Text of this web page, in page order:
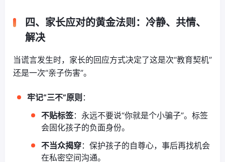
四、家长应对的黄金法则：冷静、共情、
解决
当谎言发生时，家长的回应方式决定了这是次“教育契机”
还是一次“亲子伤害”。
牢记“三不”原则 ：
不贴标签：永远不要说“你就是个小骗子”。标签
会固化孩子的负面身份。
不当众揭穿：保护孩子的自尊心，事后再找机会
在私密空间沟通。